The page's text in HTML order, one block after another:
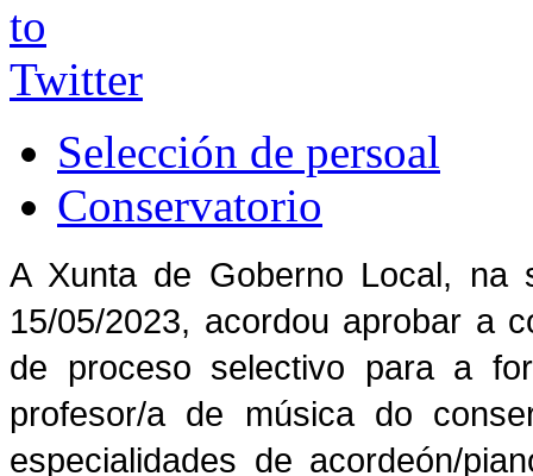
Selección de persoal
Conservatorio
A Xunta de Goberno Local, na
15/05/2023, acordou aprobar a
de proceso selectivo para a
profesor/a de música do
especialidades de acordeón/